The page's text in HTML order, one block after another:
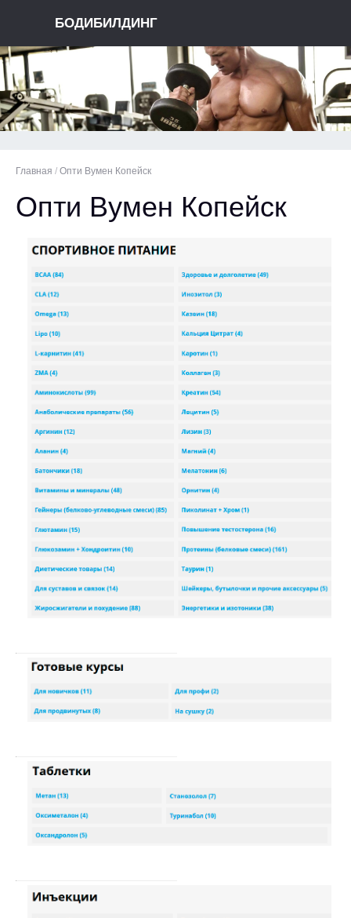
БОДИБИЛДИНГ
Главная / Опти Вумен Копейск
Опти Вумен Копейск